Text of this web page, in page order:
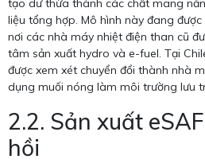
tạo dư thừa thành các chất mang
liệu tổng hợp. Mô hình này đang
nơi các nhà máy nhiệt điện than cũ
tâm sản xuất hydro và e-fuel. Tại
được xem xét chuyển đổi thành nhà
dụng muối nóng làm môi trường lưu
2.2. Sản xuất
hồi